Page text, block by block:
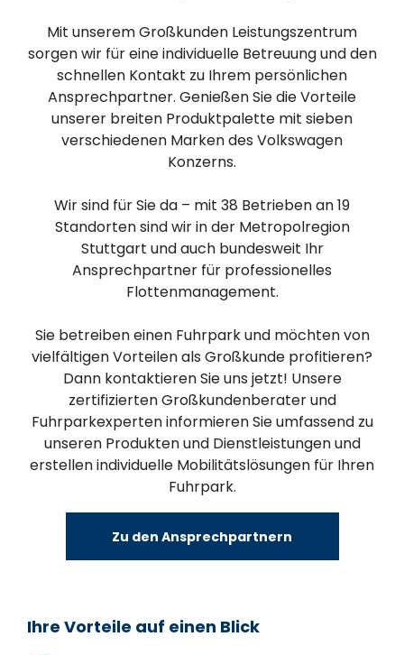
Mit unserem Großkunden Leistungszentrum
sorgen wir für eine individuelle Betreuung und den
schnellen Kontakt zu Ihrem persönlichen
Ansprechpartner. Genießen Sie die Vorteile
unserer breiten Produktpalette mit sieben
verschiedenen Marken des Volkswagen
Konzerns.
Wir sind für Sie da – mit 38 Betrieben an 19
Standorten sind wir in der Metropolregion
Stuttgart und auch bundesweit Ihr
Ansprechpartner für professionelles
Flottenmanagement.
Sie betreiben einen Fuhrpark und möchten von
vielfältigen Vorteilen als Großkunde profitieren?
Dann kontaktieren Sie uns jetzt! Unsere
zertifizierten Großkundenberater und
Fuhrparkexperten informieren Sie umfassend zu
unseren Produkten und Dienstleistungen und
erstellen individuelle Mobilitätslösungen für Ihren
Fuhrpark.
Zu den Ansprechpartnern
Ihre Vorteile auf einen Blick